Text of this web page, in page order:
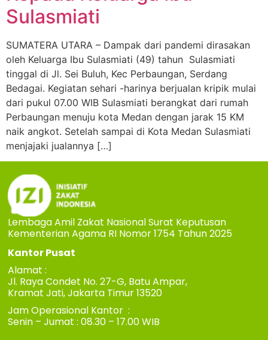
Sulasmiati
SUMATERA UTARA – Dampak dari pandemi dirasakan
oleh Keluarga Ibu Sulasmiati (49) tahun Sulasmiati
tinggal di Jl. Sei Buluh, Kec Perbaungan, Serdang
Bedagai. Kegiatan sehari -harinya berjualan kripik mulai
dari pukul 07.00 WIB Sulasmiati berangkat dari rumah
Perbaungan menuju kota Medan dengan jarak 15 KM
naik angkot. Setelah sampai di Kota Medan Sulasmiati
menjajaki jualannya […]
Lembaga Amil Zakat Nasional Surat Keputusan
Kementerian Agama RI Nomor 1754 Tahun 2025
Kantor Pusat
Alamat :
Jl. Raya Condet No. 27-G, Batu Ampar,
Kramat Jati, Jakarta Timur 13520
Jam Operasional Kantor :
Senin – Jumat : 08.30 – 17.00 WIB